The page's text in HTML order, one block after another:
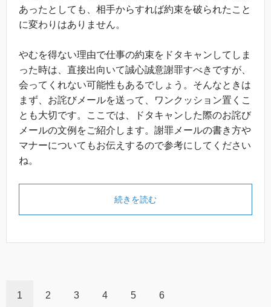
あったとしても、相手からすれば約束を破られたこと
に変わりはありません。
やむを得ない理由で仕事の約束をドタキャンしてしま
った時は、直接出向いて誠心誠意謝罪すべきですが、
会ってくれない可能性もあるでしょう。そんなときは
まず、お詫びメールを送って、ワンクッション置くこ
とも大切です。ここでは、ドタキャンした際のお詫び
メールの文例をご紹介します。謝罪メールの書き方や
マナーについてもお伝えするので参考にしてください
ね。
続きを読む
1 2 3 4 5 6